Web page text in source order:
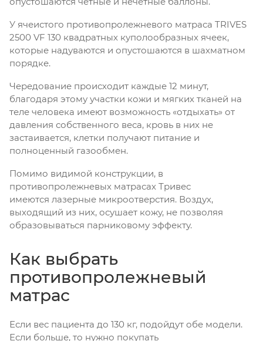
У ячеистого противопролежневого матраса TRIVES
2500 VF 130 квадратных куполообразных ячеек,
которые надуваются и опустошаются в шахматном
порядке.
Чередование происходит каждые 12 минут,
благодаря этому участки кожи и мягких тканей на
теле человека имеют возможность «отдыхать» от
давления собственного веса, кровь в них не
застаивается, клетки получают питание и
полноценный газообмен.
Помимо видимой конструкции, в
противопролежневых матрасах Тривес
имеются лазерные микроотверстия. Воздух,
выходящий из них, осушает кожу, не позволяя
образовываться парниковому эффекту.
Как выбрать
противопролежневый
матрас
Если вес пациента до 130 кг, подойдут обе модели.
Если больше, то нужно покупать